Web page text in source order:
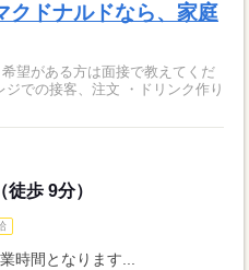
ドナルドなら、家庭
望がある方は面接で教えてくだ
歩 9分）
時間となります...